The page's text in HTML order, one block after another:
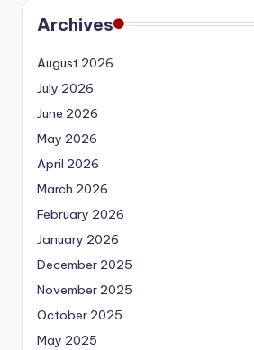
Archives
August 2026
July 2026
June 2026
May 2026
April 2026
March 2026
February 2026
January 2026
December 2025
November 2025
October 2025
May 2025